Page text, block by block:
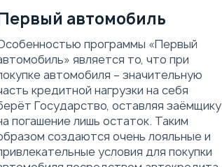
автомобиль
программы «Первый
является то, что при
автомобиля – значительную
кредитной нагрузки на себя
Государство, оставляя заёмщику
погашение лишь остаток. Таким
создаются очень лояльные и
условия для покупки